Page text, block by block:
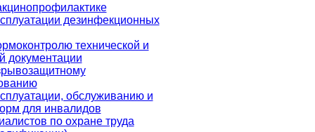
дезинфекционных
технической и
документации
обслуживанию и
для инвалидов
по охране труда